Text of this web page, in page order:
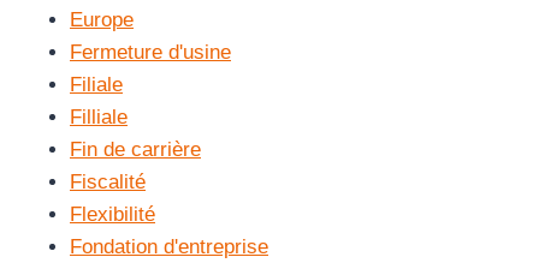
Europe
Fermeture d'usine
Filiale
Filliale
Fin de carrière
Fiscalité
Flexibilité
Fondation d'entreprise